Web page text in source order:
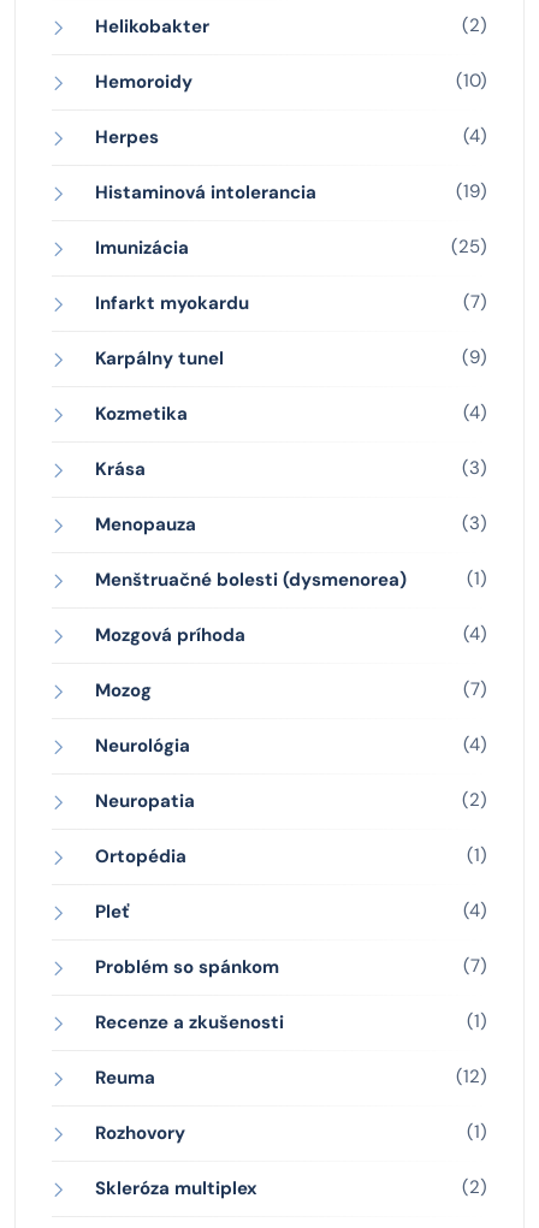
Helikobakter (2)
Hemoroidy (10)
Herpes (4)
Histaminová intolerancia (19)
Imunizácia (25)
Infarkt myokardu (7)
Karpálny tunel (9)
Kozmetika (4)
Krása (3)
Menopauza (3)
Menštruačné bolesti (dysmenorea) (1)
Mozgová príhoda (4)
Mozog (7)
Neurológia (4)
Neuropatia (2)
Ortopédia (1)
Pleť (4)
Problém so spánkom (7)
Recenze a zkušenosti (1)
Reuma (12)
Rozhovory (1)
Skleróza multiplex (2)